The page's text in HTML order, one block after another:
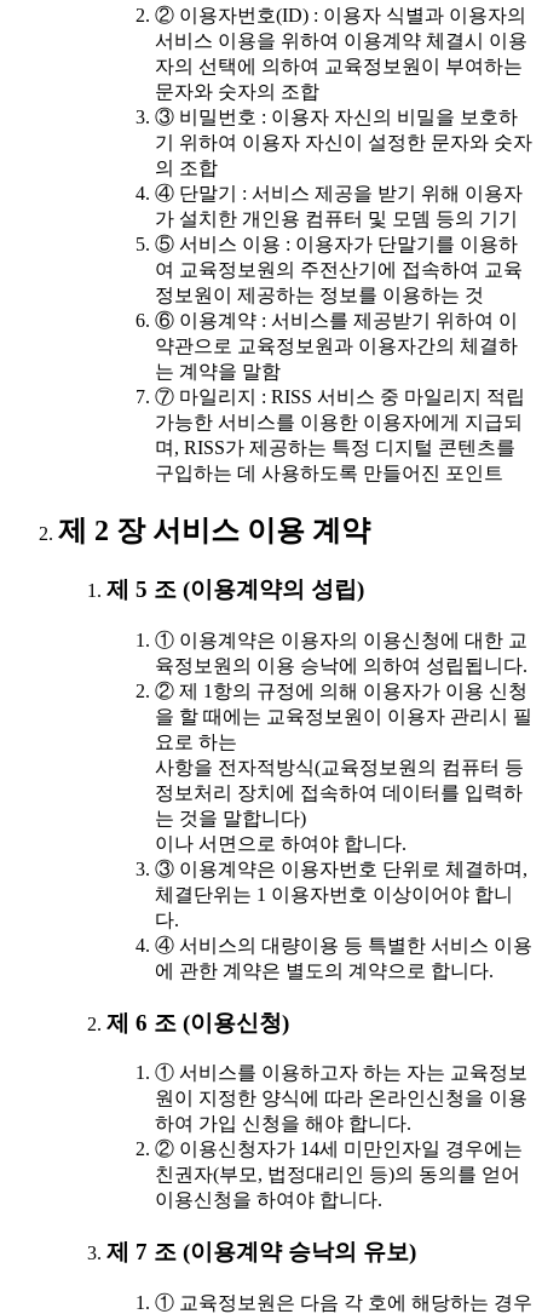
② 이용자번호(ID) : 이용자 식별과 이용자의
서비스 이용을 위하여 이용계약 체결시 이용
자의 선택에 의하여 교육정보원이 부여하는
문자와 숫자의 조합
③ 비밀번호 : 이용자 자신의 비밀을 보호하
기 위하여 이용자 자신이 설정한 문자와 숫자
의 조합
④ 단말기 : 서비스 제공을 받기 위해 이용자
가 설치한 개인용 컴퓨터 및 모뎀 등의 기기
⑤ 서비스 이용 : 이용자가 단말기를 이용하
여 교육정보원의 주전산기에 접속하여 교육
정보원이 제공하는 정보를 이용하는 것
⑥ 이용계약 : 서비스를 제공받기 위하여 이
약관으로 교육정보원과 이용자간의 체결하
는 계약을 말함
⑦ 마일리지 : RISS 서비스 중 마일리지 적립
가능한 서비스를 이용한 이용자에게 지급되
며, RISS가 제공하는 특정 디지털 콘텐츠를
구입하는 데 사용하도록 만들어진 포인트
제 2 장 서비스 이용 계약
제 5 조 (이용계약의 성립)
① 이용계약은 이용자의 이용신청에 대한 교
육정보원의 이용 승낙에 의하여 성립됩니다.
② 제 1항의 규정에 의해 이용자가 이용 신청
을 할 때에는 교육정보원이 이용자 관리시 필
요로 하는
사항을 전자적방식(교육정보원의 컴퓨터 등
정보처리 장치에 접속하여 데이터를 입력하
는 것을 말합니다)
이나 서면으로 하여야 합니다.
③ 이용계약은 이용자번호 단위로 체결하며,
체결단위는 1 이용자번호 이상이어야 합니
다.
④ 서비스의 대량이용 등 특별한 서비스 이용
에 관한 계약은 별도의 계약으로 합니다.
제 6 조 (이용신청)
① 서비스를 이용하고자 하는 자는 교육정보
원이 지정한 양식에 따라 온라인신청을 이용
하여 가입 신청을 해야 합니다.
② 이용신청자가 14세 미만인자일 경우에는
친권자(부모, 법정대리인 등)의 동의를 얻어
이용신청을 하여야 합니다.
제 7 조 (이용계약 승낙의 유보)
① 교육정보원은 다음 각 호에 해당하는 경우